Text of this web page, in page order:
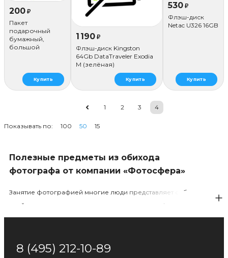
200 ₽
Пакет
подарочный
бумажный,
большой
Купить
1 190₽
Флэш-диск Kingston
64Gb DataTraveler Exodia
M (зелёная)
Купить
530₽
Флэш-диск
Netac U326 16GB
Купить
1 2 3 4
Показывать по: 100 50 15
Полезные предметы из обихода
фотографа от компании «Фотосфера»
Занятие фотографией многие люди представляет себе
крайне схематично, даже примитивно: модель фиксирует
заданную позу, фотограф нажимает на затвор камеры и
признанных шедевров фотографии, ни общедоступная
8 (495) 212-10-89